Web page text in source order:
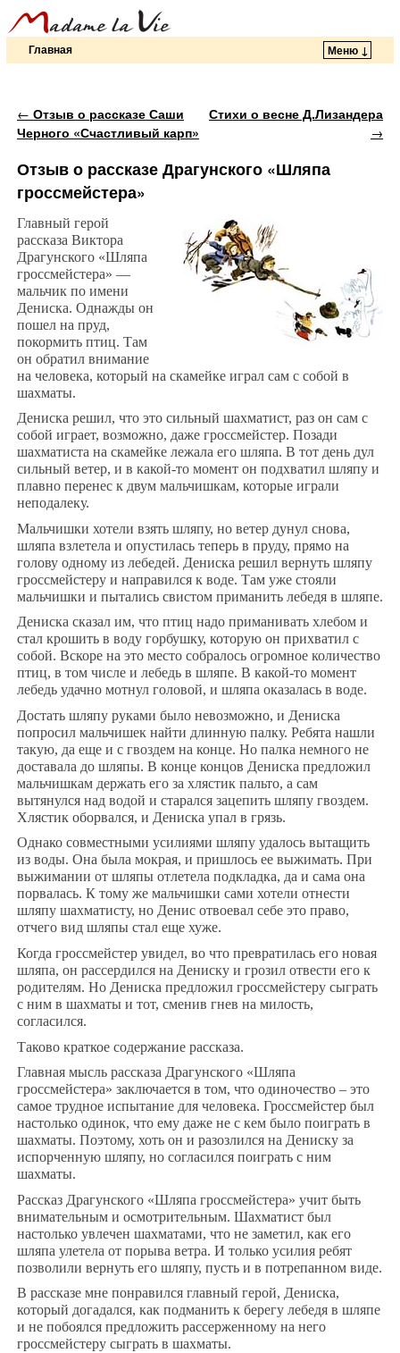
Главная Меню ↓
Навигация по записям
← Отзыв о рассказе Саши
Черного «Счастливый карп»
Стихи о весне Д.Лизандера
→
Отзыв о рассказе Драгунского «Шляпа
гроссмейстера»
Главный герой
рассказа Виктора
Драгунского «Шляпа
гроссмейстера» —
мальчик по имени
Дениска. Однажды он
пошел на пруд,
покормить птиц. Там
он обратил внимание
на человека, который на скамейке играл сам с собой в
шахматы.
Дениска решил, что это сильный шахматист, раз он сам с
собой играет, возможно, даже гроссмейстер. Позади
шахматиста на скамейке лежала его шляпа. В тот день дул
сильный ветер, и в какой-то момент он подхватил шляпу и
плавно перенес к двум мальчишкам, которые играли
неподалеку.
Мальчишки хотели взять шляпу, но ветер дунул снова,
шляпа взлетела и опустилась теперь в пруду, прямо на
голову одному из лебедей. Дениска решил вернуть шляпу
гроссмейстеру и направился к воде. Там уже стояли
мальчишки и пытались свистом приманить лебедя в шляпе.
Дениска сказал им, что птиц надо приманивать хлебом и
стал крошить в воду горбушку, которую он прихватил с
собой. Вскоре на это место собралось огромное количество
птиц, в том числе и лебедь в шляпе. В какой-то момент
лебедь удачно мотнул головой, и шляпа оказалась в воде.
Достать шляпу руками было невозможно, и Дениска
попросил мальчишек найти длинную палку. Ребята нашли
такую, да еще и с гвоздем на конце. Но палка немного не
доставала до шляпы. В конце концов Дениска предложил
мальчишкам держать его за хлястик пальто, а сам
вытянулся над водой и старался зацепить шляпу гвоздем.
Хлястик оборвался, и Дениска упал в грязь.
Однако совместными усилиями шляпу удалось вытащить
из воды. Она была мокрая, и пришлось ее выжимать. При
выжимании от шляпы отлетела подкладка, да и сама она
порвалась. К тому же мальчишки сами хотели отнести
шляпу шахматисту, но Денис отвоевал себе это право,
отчего вид шляпы стал еще хуже.
Когда гроссмейстер увидел, во что превратилась его новая
шляпа, он рассердился на Дениску и грозил отвести его к
родителям. Но Дениска предложил гроссмейстеру сыграть
с ним в шахматы и тот, сменив гнев на милость,
согласился.
Таково краткое содержание рассказа.
Главная мысль рассказа Драгунского «Шляпа
гроссмейстера» заключается в том, что одиночество – это
самое трудное испытание для человека. Гроссмейстер был
настолько одинок, что ему даже не с кем было поиграть в
шахматы. Поэтому, хоть он и разозлился на Дениску за
испорченную шляпу, но согласился поиграть с ним
шахматы.
Рассказ Драгунского «Шляпа гроссмейстера» учит быть
внимательным и осмотрительным. Шахматист был
настолько увлечен шахматами, что не заметил, как его
шляпа улетела от порыва ветра. И только усилия ребят
позволили вернуть его шляпу, пусть и в потрепанном виде.
В рассказе мне понравился главный герой, Дениска,
который догадался, как подманить к берегу лебедя в шляпе
и не побоялся предложить рассерженному на него
гроссмейстеру сыграть в шахматы.